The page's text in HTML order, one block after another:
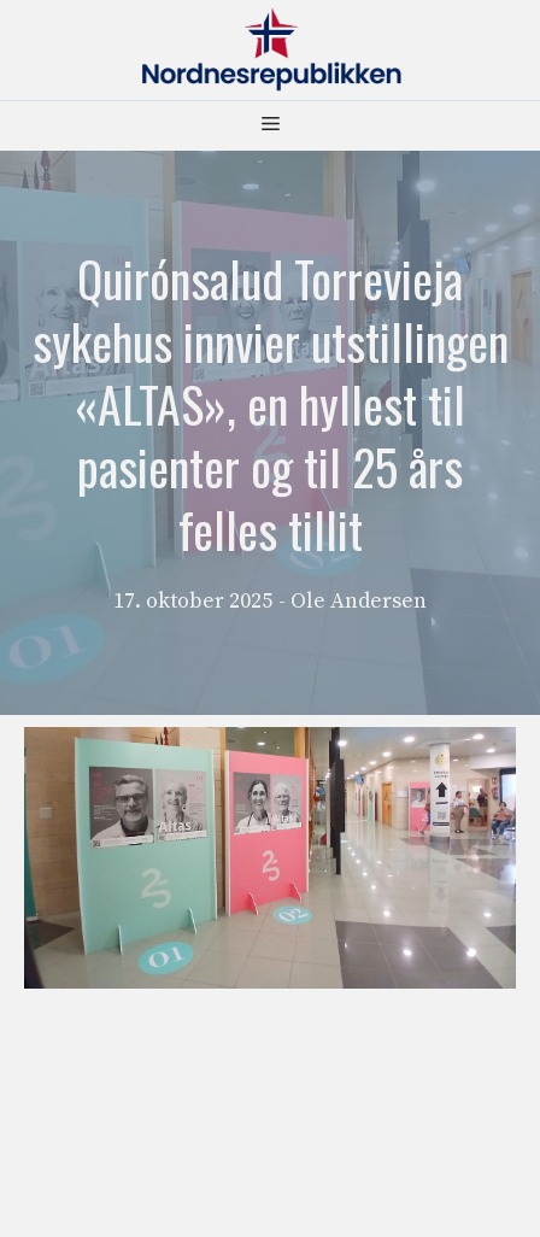
Meny
Quirónsalud Torrevieja
sykehus innvier utstillingen
«ALTAS», en hyllest til
pasienter og til 25 års
felles tillit
17. oktober 2025 - Ole Andersen